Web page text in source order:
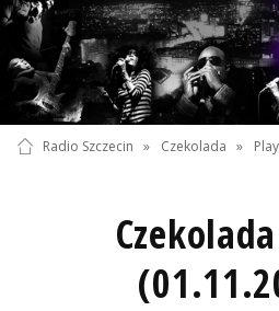
Radio Szczecin » Czekolada »